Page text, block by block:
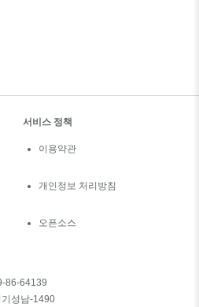
서비스 정책
이용약관
개인정보 처리방침
오픈소스
86-64139
성남-1490